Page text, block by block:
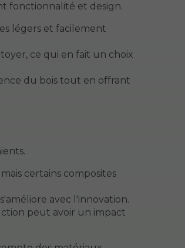
fonctionnalité et design.
légers et facilement
ce qui en fait un choix
du bois tout en offrant
certains composites
avec l'innovation.
peut avoir un impact